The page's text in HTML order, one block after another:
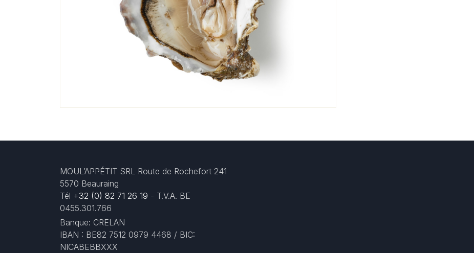
MOUL’APPÉTIT SRL Route de Rochefort 241
5570 Beauraing
Tél +32 (0) 82 71 26 19 - T.V.A. BE
0455.301.766
Banque: CRELAN
IBAN : BE82 7512 0979 4468 / BIC:
NICABEBBXXX